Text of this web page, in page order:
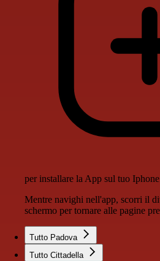
per installare la App sul tuo
Mentre navighi nell'app, scorri il
schermo per tornare alle pagine
Tutto Padova
Tutto Cittadella